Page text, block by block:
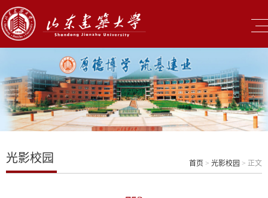
光影校园 首页 > 光影校园 > 正文